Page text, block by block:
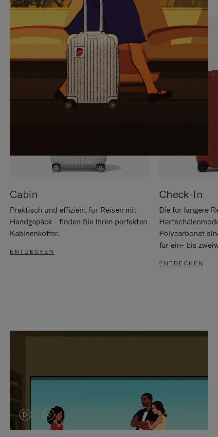
SIE,
UM
ANZUHALTEN
AUFHEBEN
DER
STUMMSCHALTUNG
Cabin
Praktisch und effizient für Reisen mit
Handgepäck - finden Sie Ihren perfekten
Kabinenkoffer.
ENTDECKEN
Check-In
Die für längere
Polycarbonat
für ein- bis
ENTDECKEN
DASVIDEO